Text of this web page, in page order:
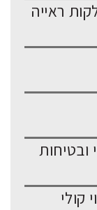
ראייה
ובטיחות
קולי